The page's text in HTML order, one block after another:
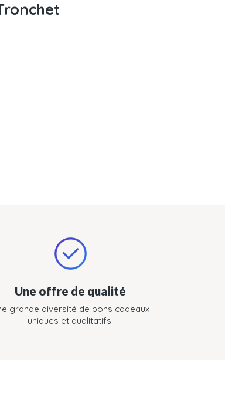
Une offre de qualité
grande diversité de bons cadeaux
uniques et qualitatifs.